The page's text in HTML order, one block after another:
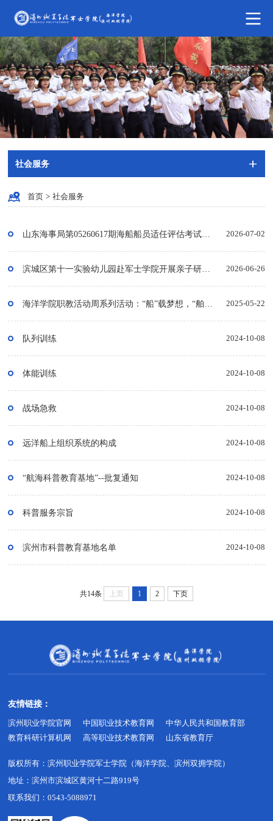
社会服务
首页 > 社会服务
2026-07-02
山东海事局第05260617期海船船员适任评估考试在我校圆满结束
2026-06-26
滨城区第十一实验幼儿园赴军士学院开展亲子研学活动
2025-05-22
海洋学院职教活动周系列活动：“船”载梦想，“舶”览实践
2024-10-08
队列训练
2024-10-08
体能训练
2024-10-08
战场急救
2024-10-08
远洋船上组织系统的构成
2024-10-08
“航海科普教育基地”--批复通知
2024-10-08
科普服务宗旨
2024-10-08
滨州市科普教育基地名单
共14条 上页 1 2 下页
友情链接：
滨州职业学院官网 中国职业技术教育网
中华人民共和国教育部
教育科研计算机网
高等职业技术教育网 山东省教育厅
版权所有：滨州职业学院军士学院（海洋学院、滨州双拥学院）
地址：滨州市滨城区黄河十二路919号
联系我们：0543-5088971